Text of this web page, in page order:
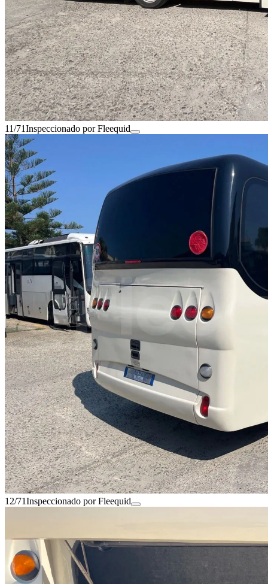
11/71Inspeccionado por Fleequid
12/71Inspeccionado por Fleequid